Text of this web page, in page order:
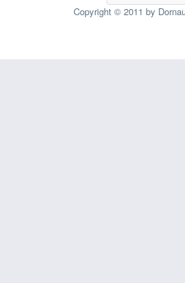
Copyright © 2011 by